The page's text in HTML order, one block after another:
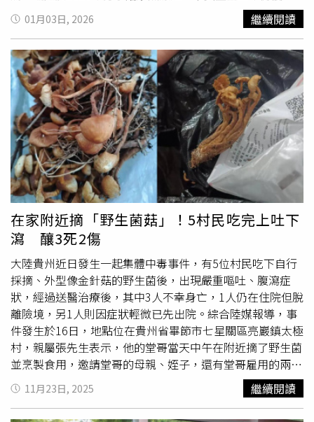
友按讚。時隔五年，瑞姬在2025年12月31日深夜，於同一
平台再次貼出婚紗照，但這次卻是為了宣布離婚消息。該篇
貼文曝光後引起網友廣泛關注，短時間內累計超過860萬次
瀏覽。她最初於2020年11月14日分享3張婚紗照，當時透露
她與丈夫是透過交友軟體認識，僅僅3天男方就求婚，兩人
交往9個月後正式步入婚姻。瑞姬於2020年分享婚紗照爆
紅，唯美畫面至今仍獲網友按讚。瑞姬當時形容那段關係充
滿歡笑與幸福，「每天都快樂到笑到肚子痛，我感覺自己就
像公主一樣。」2年後的同一天，也就是2022年11月14日，
瑞姬再次重貼這組婚紗照，感性表示這三張照片徹底改變了
她的人生，粉絲數從數千人暴增至近5萬人，「我會繼續努
力，讓我老公成為世界上最幸福的人。」她坦言，這段相識
近7年的關係曾經充滿愛，也得到過珍惜與幸福，「愛過7
年，也被愛了7年」，但最終發現彼此並不適合，經溝通後
決定和平分開。談到離婚後的心境，瑞姬透露自己經常前往
同志酒吧放鬆心情，那裡的人們得知她離婚後，不但沒有同
情，反而熱情給予祝福與鼓勵，「他們告訴我：『如果你已
經決定要快樂，那你就一定會快樂。』那句話在當下給了我
很大的勇氣。」這則貼文讓不少粉絲動容，紛紛留言支持並
祝福她未來能夠重新展開新的人生旅程。瑞姬婚後經常分享
幸福生活，豈料在2025年底無預警宣布離婚。（圖／翻攝
自X，@mizuki32k，下同）
01月03日, 2026 繼續閱讀
在家附近摘「野生菌菇」！5村民吃完上吐下
瀉 釀3死2傷
大陸貴州近日發生一起集體中毒事件，有5位村民吃下自行
採摘、外型像金針菇的野生菌後，出現嚴重嘔吐、腹瀉症
狀，經過送醫治療後，其中3人不幸身亡，1人仍在住院但脫
離險境，另1人則因症狀輕微已先出院。綜合陸媒報導，事
件發生於16日，地點位在貴州省畢節市七星關區亮巖鎮太極
村，親屬張先生表示，他的堂哥當天中午在附近摘了野生菌
並烹製食用，邀請堂哥的母親、姪子，還有堂哥雇用的兩名
工人一起吃，食用後並沒任何異常，於是晚餐又吃了一次，
沒想到當天深夜，幾人開始嘔吐、拉肚子，隔天也未見改
11月23日, 2025 繼續閱讀